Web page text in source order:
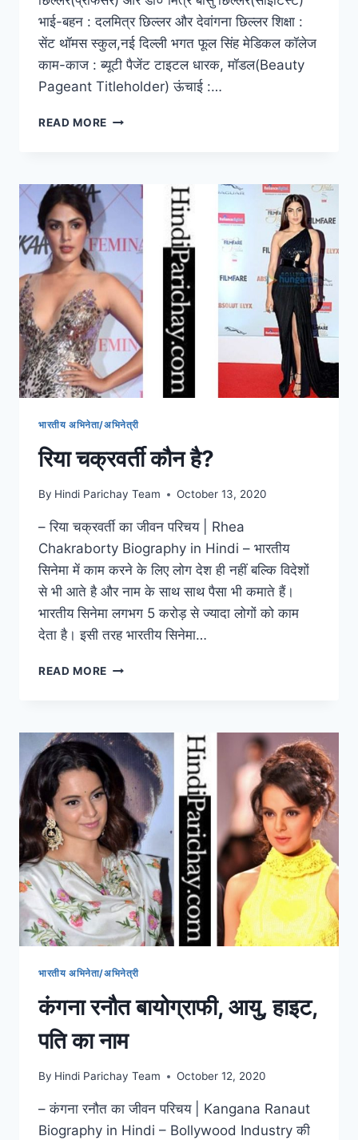
भाई-बहन : दलमित्र छिल्लर और देवांगना छिल्लर शिक्षा :
सेंट थॉमस स्कुल,नई दिल्ली भगत फूल सिंह मेडिकल कॉलेज
काम-काज : ब्यूटी पैजेंट टाइटल धारक, मॉडल(Beauty
Pageant Titleholder) ऊंचाई :…
READ MORE मानुषी
जन्म
एवम
अवार्ड्स
और
झगड़े
विवाद
भारतीय अभिनेता/अभिनेत्री
रिया चक्रवर्ती कौन है?
By Hindi Parichay Team October 13, 2020
– रिया चक्रवर्ती का जीवन परिचय | Rhea
Chakraborty Biography in Hindi – भारतीय
सिनेमा में काम करने के लिए लोग देश ही नहीं बल्कि विदेशों
से भी आते है और नाम के साथ साथ पैसा भी कमाते हैं।
भारतीय सिनेमा लगभग 5 करोड़ से ज्यादा लोगों को काम
देता है। इसी तरह भारतीय सिनेमा…
READ MORE रिया
भारतीय अभिनेता/अभिनेत्री
कंगना रनौत बायोग्राफी, आयु, हाइट,
पति का नाम
By Hindi Parichay Team October 12, 2020
– कंगना रनौत का जीवन परिचय | Kangana Ranaut
Biography in Hindi – Bollywood Industry की